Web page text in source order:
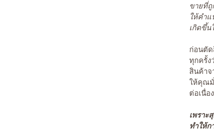
ขายที่ถู
ให้คำ
เกิดขึ้น
ก่อนตั
ทุกครั้ง
สินค้าจ
ให้คุณมั่
ต่อเนื่อง
เพราะ
ทำให้